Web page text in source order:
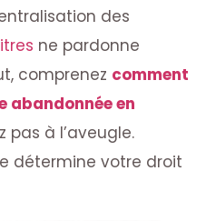
des
ne pardonne
comprenez comment
abandonnée en
pas à l’aveugle.
détermine votre droit